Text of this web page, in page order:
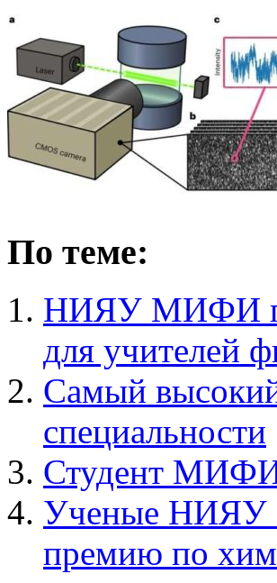
По теме:
НИЯУ МИФИ
для учителей
Самый
специальности
Студент МИФИ
Ученые НИЯУ
премию по